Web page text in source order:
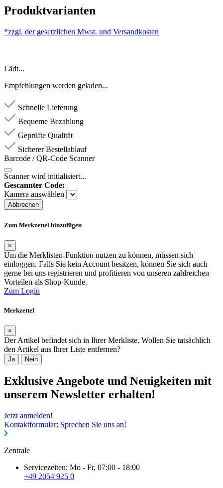
Produktvarianten
*zzgl. der gesetzlichen Mwst. und Versandkosten
Lädt...
Empfehlungen werden geladen...
Schnelle Lieferung
Bequeme Bezahlung
Geprüfte Qualität
Sicherer Bestellablauf
Barcode / QR-Code Scanner
Scanner wird initialisiert...
Gescannter Code:
Kamera auswählen
Abbrechen
Zum Merkzettel hinzufügen
×
Um die Merklisten-Funktion nutzen zu können, müssen sich
einloggen. Falls Sie kein Account besitzen, können Sie sich auch
gerne bei uns registrieren und profitieren von unseren zahlreichen
Vorteilen als Shop-Kunde.
Zum Login
Merkzettel
×
Der Artikel befindet sich in Ihrer Merkliste. Wollen Sie tatsächlich
den Artikel aus Ihrer Liste entfernen?
Ja Nein
Exklusive Angebote und Neuigkeiten mit
unserem Newsletter erhalten!
Jetzt anmelden!
Kontaktformular: Sprechen Sie uns an!
Zentrale
Servicezeiten: Mo - Fr, 07:00 - 18:00
+49 2054 925 0